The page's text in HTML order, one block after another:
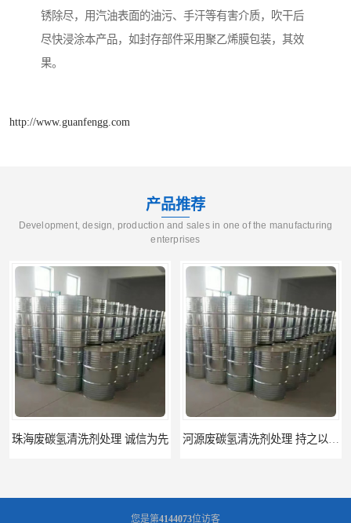
锈除尽，用汽油表面的油污、手汗等有害介质，吹干后
尽快浸涂本产品，如封存部件采用聚乙烯膜包装，其效
果。
http://www.guanfengg.com
产品推荐
Development, design, production and sales in one of the manufacturing
enterprises
河源废碳氢清洗剂处理 持之以恒为客户服务
您是第4144073位访客